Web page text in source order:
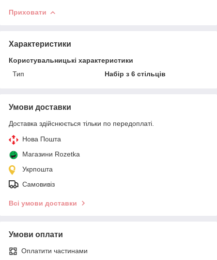
Приховати
Характеристики
Користувальницькі характеристики
Тип
Набір з 6 стільців
Умови доставки
Доставка здійснюється тільки по передоплаті.
Нова Пошта
Магазини Rozetka
Укрпошта
Самовивіз
Всі умови доставки
Умови оплати
Оплатити частинами